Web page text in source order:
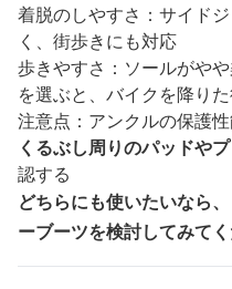
着脱のしやすさ：サイド
く、街歩きにも対応
歩きやすさ：ソールがや
を選ぶと、バイクを降り
注意点：アンクルの保護
くるぶし周りのパッドや
認する
どちらにも使いたいなら
ーブーツを検討してみてく